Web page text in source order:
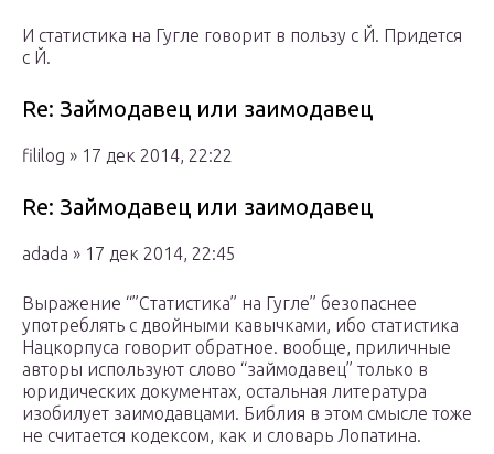
И статистика на Гугле говорит в пользу с Й. Придется
с Й.
Re: Займодавец или заимодавец
fililog » 17 дек 2014, 22:22
Re: Займодавец или заимодавец
adada » 17 дек 2014, 22:45
Выражение “”Статистика” на Гугле” безопаснее
употреблять с двойными кавычками, ибо статистика
Нацкорпуса говорит обратное. вообще, приличные
авторы используют слово “займодавец” только в
юридических документах, остальная литература
изобилует заимодавцами. Библия в этом смысле тоже
не считается кодексом, как и словарь Лопатина.